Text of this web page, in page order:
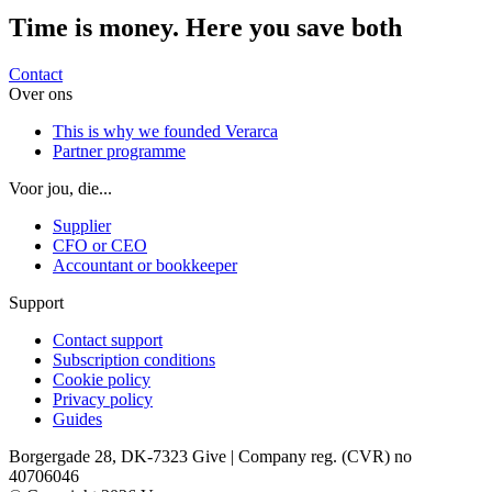
Time is money. Here you save both
Contact
Over ons
This is why we founded Verarca
Partner programme
Voor jou, die...
Supplier
CFO or CEO
Accountant or bookkeeper
Support
Contact support
Subscription conditions
Cookie policy
Privacy policy
Guides
Borgergade 28, DK-7323 Give | Company reg. (CVR) no
40706046